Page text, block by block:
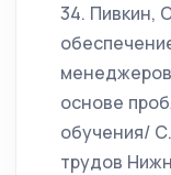
34. Пивкин,
основе
обучения/
трудов